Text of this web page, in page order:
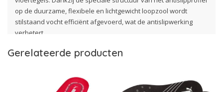
op de duurzame, flexibele en lichtgewicht loopzool wordt
stilstaand vocht efficiënt afgevoerd, wat de antislipwerking
verbetert.
Gemaakt van hoogwaardig microvezel in lederoptiek zijn deze
aan de S2-veiligheidsnorm, zijn goedgekeurd volgens DGUV
112-191 en zijn veganistisch en vrij van metalen onderdelen.
Gerelateerde producten